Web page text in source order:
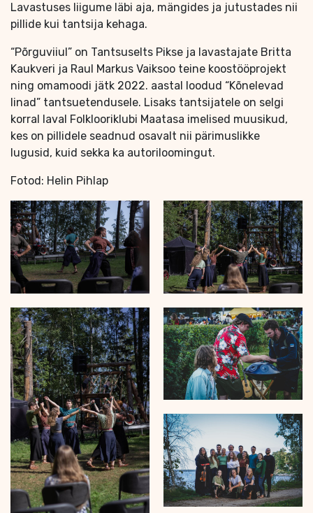
Lavastuses liigume läbi aja, mängides ja jutustades nii
pillide kui tantsija kehaga.
“Põrguviiul” on Tantsuselts Pikse ja lavastajate Britta
Kaukveri ja Raul Markus Vaiksoo teine koostööprojekt
ning omamoodi jätk 2022. aastal loodud “Kõnelevad
linad” tantsuetendusele. Lisaks tantsijatele on selgi
korral laval Folklooriklubi Maatasa imelised muusikud,
kes on pillidele seadnud osavalt nii pärimuslikke
lugusid, kuid sekka ka autoriloomingut.
Fotod: Helin Pihlap